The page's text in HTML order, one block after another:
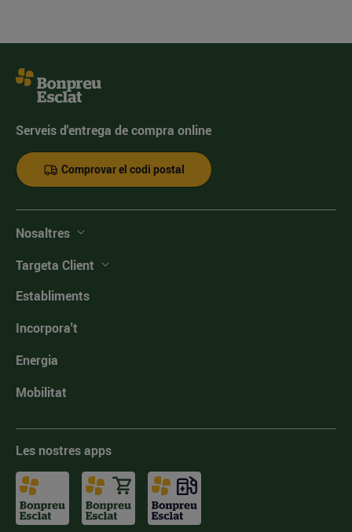
Serveis d'entrega de compra online
Comprovar el codi postal
Nosaltres
Targeta Client
Establiments
Incorpora't
Energia
Mobilitat
Les nostres apps